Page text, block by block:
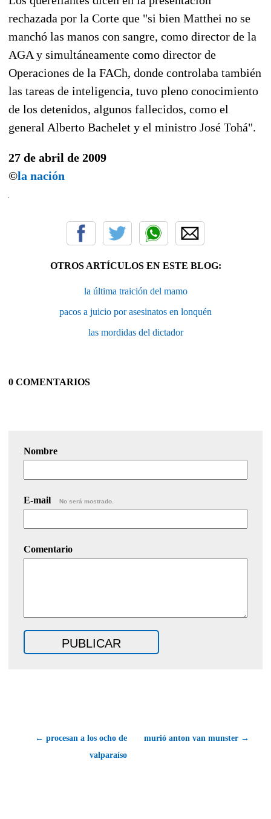
rechazada por la Corte que "si bien Matthei no se
manchó las manos con sangre, como director de la
AGA y simultáneamente como director de
Operaciones de la FACh, donde controlaba también
las tareas de inteligencia, tuvo pleno conocimiento
de los detenidos, algunos fallecidos, como el
general Alberto Bachelet y el ministro José Tohá".
27 de abril de 2009
©la nación
OTROS ARTÍCULOS EN ESTE BLOG:
la última traición del mamo
pacos a juicio por asesinatos en lonquén
las mordidas del dictador
0 COMENTARIOS
Nombre
E-mail No será mostrado.
Comentario
← procesan a los ocho de
valparaíso
murió anton van munster →